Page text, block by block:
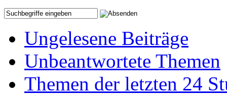
Ungelesene Beiträge
Unbeantwortete Themen
Themen der letzten 24